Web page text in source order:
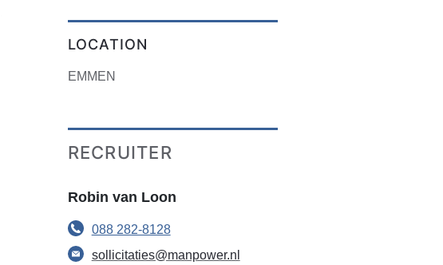
LOCATION
EMMEN
RECRUITER
Robin van Loon
088 282-8128
sollicitaties@manpower.nl